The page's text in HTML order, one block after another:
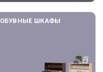
ОБУВНЫЕ ШКАФЫ